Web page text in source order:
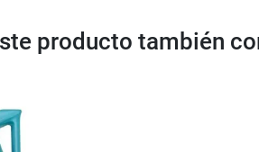
producto también